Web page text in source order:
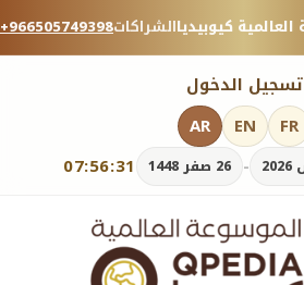
+966505749398الشراكات
تسجيل الدخول
07:56:32 - 26 صفر 1448
AR EN FR